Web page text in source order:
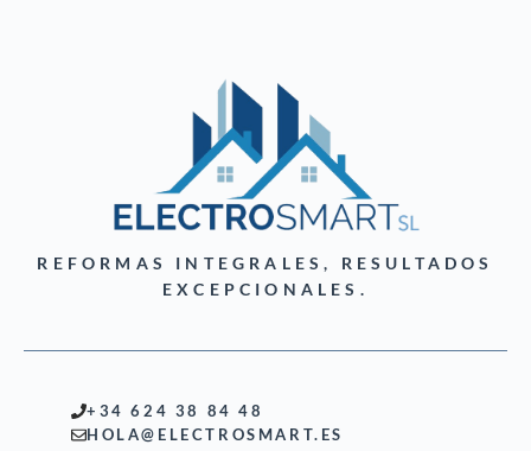
REFORMAS INTEGRALES, RESULTADOS
EXCEPCIONALES.
+34 624 38 84 48
HOLA@ELECTROSMART.ES